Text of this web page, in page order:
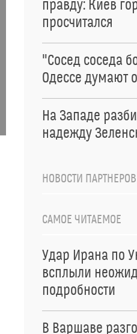
правду: Киев
просчитался
"Сосед соседа
Одессе думают
На Западе
надежду
НОВОСТИ ПАРТНЕРОВ
САМОЕ ЧИТАЕМОЕ
Удар Ирана по
всплыли
подробности
В Варшаве